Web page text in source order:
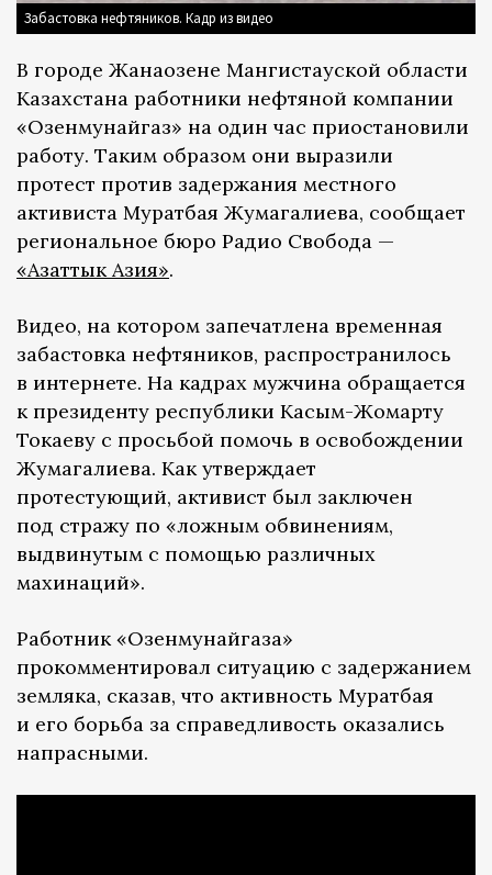
Забастовка нефтяников. Кадр из видео
В городе Жанаозене Мангистауской области
Казахстана работники нефтяной компании
«Озенмунайгаз» на один час приостановили
работу. Таким образом они выразили
протест против задержания местного
активиста Муратбая Жумагалиева, сообщает
региональное бюро Радио Свобода —
«Азаттык Азия».
Видео, на котором запечатлена временная
забастовка нефтяников, распространилось
в интернете. На кадрах мужчина обращается
к президенту республики Касым-Жомарту
Токаеву с просьбой помочь в освобождении
Жумагалиева. Как утверждает
протестующий, активист был заключен
под стражу по «ложным обвинениям,
выдвинутым с помощью различных
махинаций».
Работник «Озенмунайгаза»
прокомментировал ситуацию с задержанием
земляка, сказав, что активность Муратбая
и его борьба за справедливость оказались
напрасными.